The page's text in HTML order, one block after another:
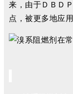
来，由于ＤＢＤ
点，被更多地应